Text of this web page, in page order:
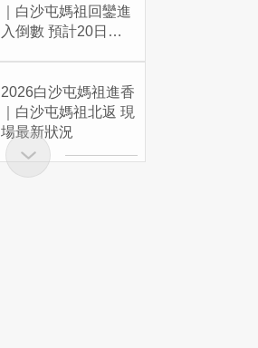
｜白沙屯媽祖回鑾進
入倒數 預計20日回
2026白沙屯媽祖進香
｜白沙屯媽祖北返 現
場最新狀況